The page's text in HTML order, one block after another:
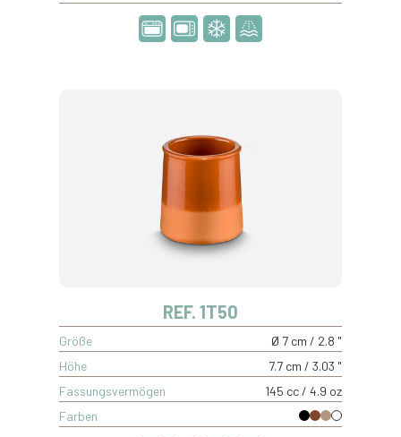
REF. 1T50
Größe
Ø 7 cm / 2.8 "
Höhe
7.7 cm / 3.03 "
Fassungsvermögen
145 cc / 4.9 oz
Farben